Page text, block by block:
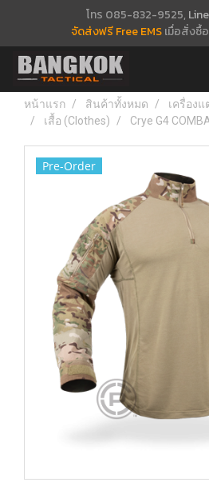
โทร 085-832-9525,
จัดส่งฟรี Free EMSเมื่อสั่งซื้
หน้าแรก สินค้าทั้งหมด
เครื่อง
เสื้อ (Clothes)
Crye G4
Pre-Order